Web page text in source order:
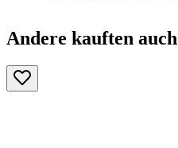
Andere kauften auch